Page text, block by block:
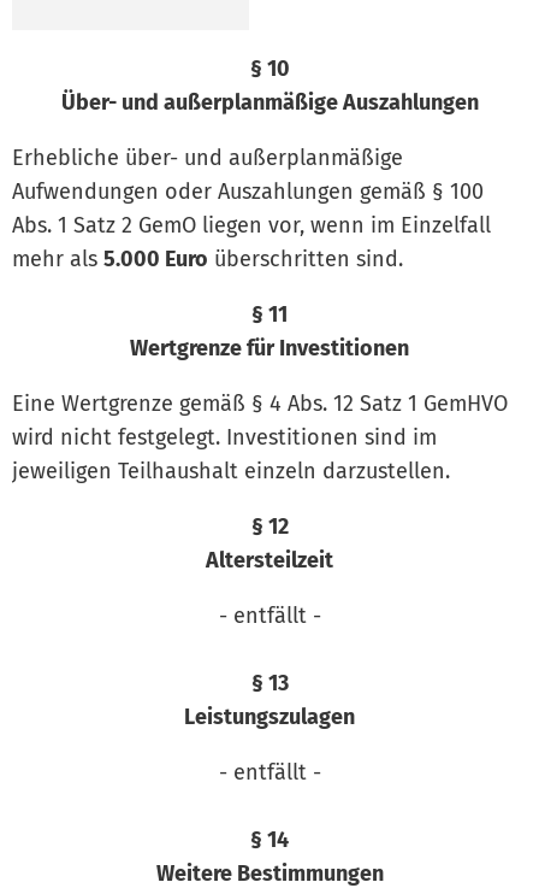
§ 10
Über- und außerplanmäßige Auszahlungen
Erhebliche über- und außerplanmäßige
Aufwendungen oder Auszahlungen gemäß § 100
Abs. 1 Satz 2 GemO liegen vor, wenn im Einzelfall
mehr als 5.000 Euro überschritten sind.
§ 11
Wertgrenze für Investitionen
Eine Wertgrenze gemäß § 4 Abs. 12 Satz 1 GemHVO
wird nicht festgelegt. Investitionen sind im
jeweiligen Teilhaushalt einzeln darzustellen.
§ 12
Altersteilzeit
- entfällt -
§ 13
Leistungszulagen
- entfällt -
§ 14
Weitere Bestimmungen